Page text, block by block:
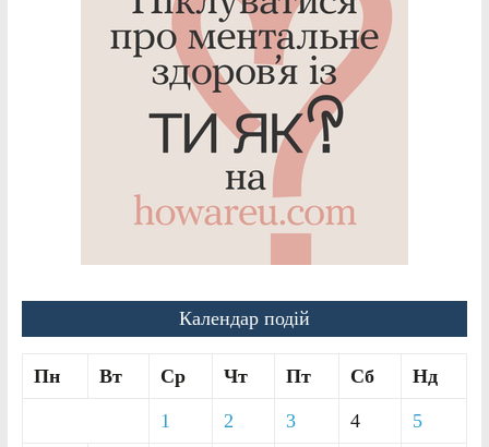
Календар подій
Пн Вт Ср Чт Пт Сб Нд
1 2 3 4 5